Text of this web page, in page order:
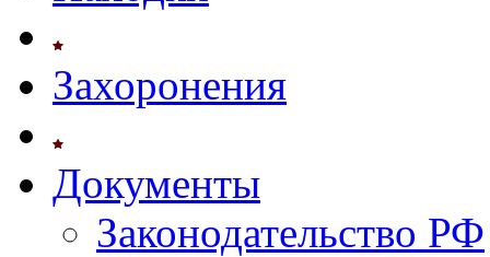
Захоронения
Документы
Законодательство РФ